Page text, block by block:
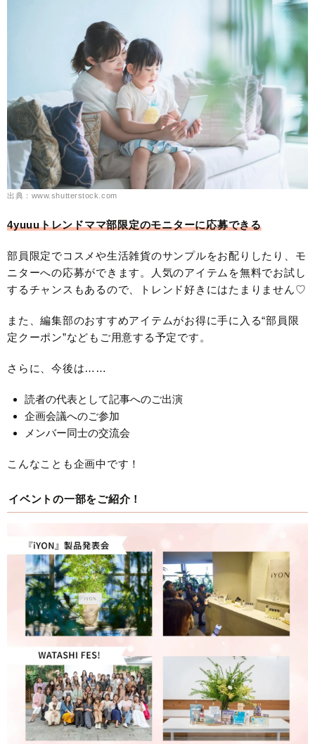
出典：www.shutterstock.com
4yuuuトレンドママ部限定のモニターに応募できる
部員限定でコスメや生活雑貨のサンプルをお配りしたり、モ
ニターへの応募ができます。人気のアイテムを無料でお試し
するチャンスもあるので、トレンド好きにはたまりません♡
また、編集部のおすすめアイテムがお得に手に入る“部員限
定クーポン”などもご用意する予定です。
さらに、今後は……
読者の代表として記事へのご出演
企画会議へのご参加
メンバー同士の交流会
こんなことも企画中です！
イベントの一部をご紹介！